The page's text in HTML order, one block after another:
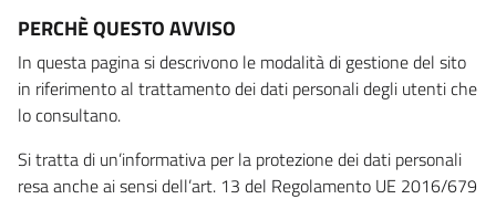
PERCHÈ QUESTO AVVISO
In questa pagina si descrivono le modalità di gestione del sito
in riferimento al trattamento dei dati personali degli utenti che
lo consultano.
Si tratta di un’informativa per la protezione dei dati personali
resa anche ai sensi dell’art. 13 del Regolamento UE 2016/679